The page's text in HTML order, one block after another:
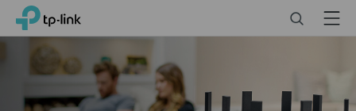
Click
skip
navigation
TP-Link, Reliably Smart SearchMenu